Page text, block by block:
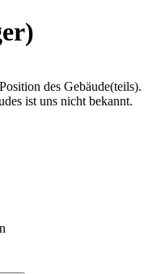
des Gebäude(teils).
ist uns nicht bekannt.